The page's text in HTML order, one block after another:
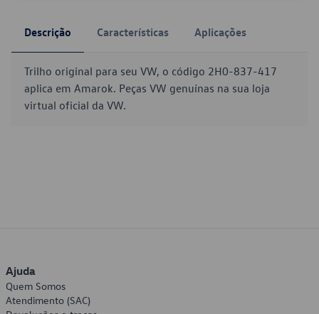
Descrição Características Aplicações
Trilho original para seu VW, o código 2H0-837-417
aplica em Amarok. Peças VW genuínas na sua loja
virtual oficial da VW.
Ajuda
Quem Somos
Atendimento (SAC)